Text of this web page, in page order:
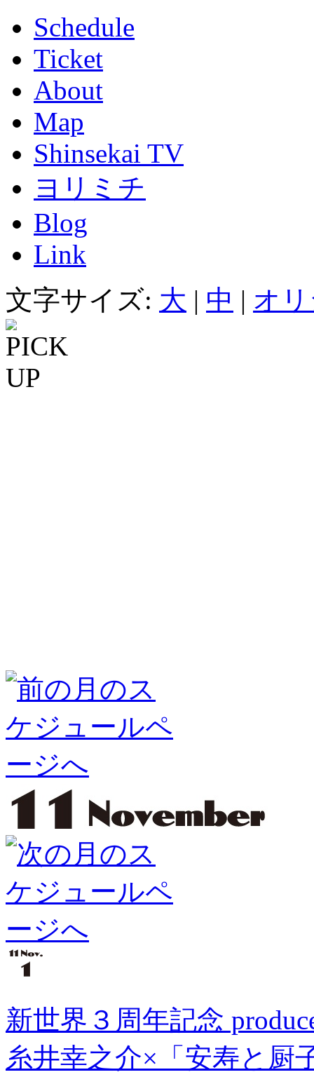
Schedule
Ticket
About
Map
Shinsekai TV
ヨリミチ
Blog
Link
文字サイズ: 大 | 中 | オ
新世界３周年記念
糸井幸之介×「安寿と厨